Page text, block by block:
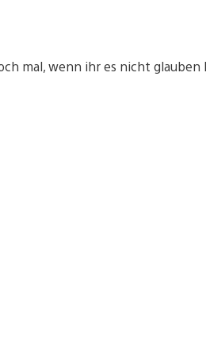
mal, wenn ihr es nicht